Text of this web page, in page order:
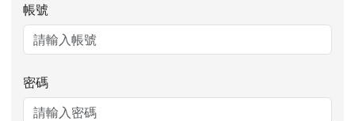
帳號
密碼